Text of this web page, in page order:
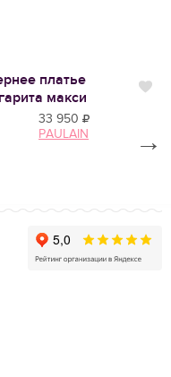
платье
макси
33 950
PAULAIN
→